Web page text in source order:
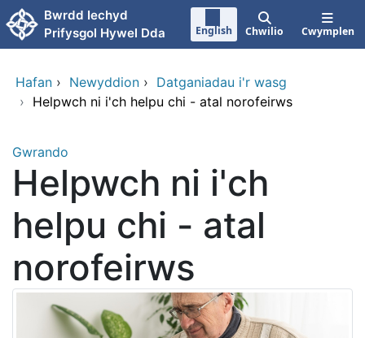
Neidio i'r prif gynnwy
Bwrdd Iechyd
Prifysgol Hywel Dda
English Chwilio Cwymplen
Hafan › Newyddion › Datganiadau i'r wasg
› Helpwch ni i'ch helpu chi - atal norofeirws
Gwrando
Helpwch ni i'ch
helpu chi - atal
norofeirws